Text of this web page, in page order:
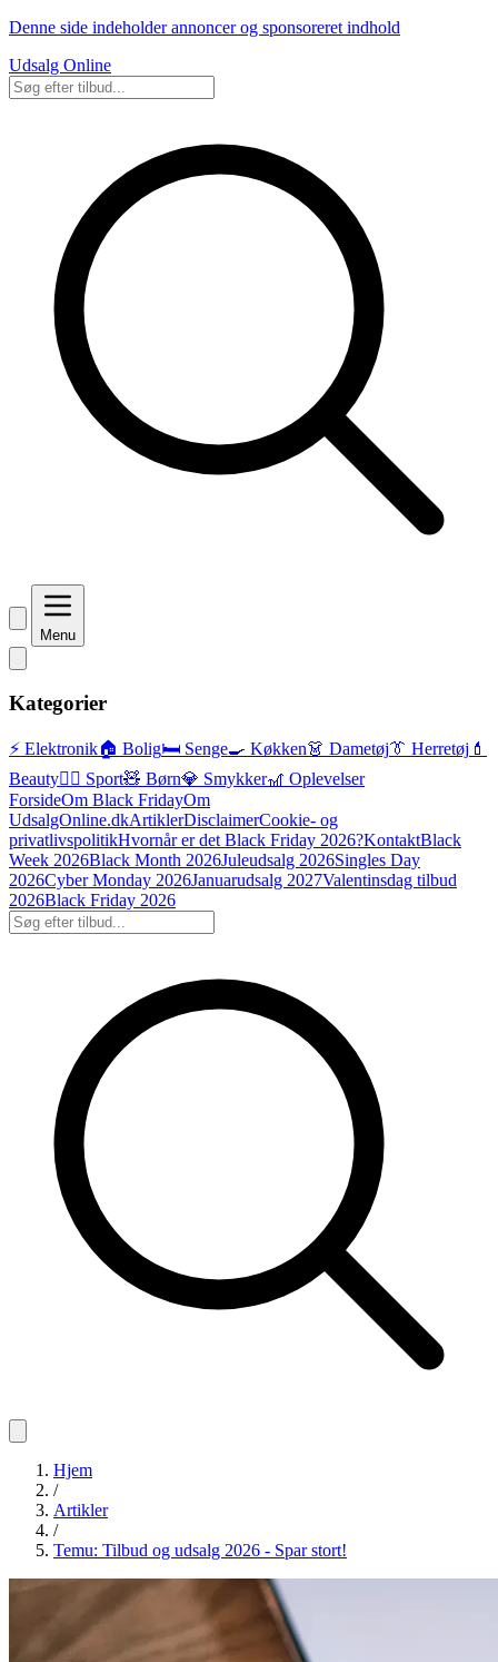
Denne side indeholder annoncer og sponsoreret indhold
Udsalg Online
Menu
Kategorier
⚡ Elektronik🏠 Bolig🛏️ Senge🍳 Køkken👗 Dametøj👔 Herretøj 💄
Beauty🏃‍♂️ Sport🧸 Børn💎 Smykker🎢 Oplevelser
ForsideOm Black FridayOm
UdsalgOnline.dkArtiklerDisclaimerCookie- og
privatlivspolitikHvornår er det Black Friday 2026?KontaktBlack
Week 2026Black Month 2026Juleudsalg 2026Singles Day
2026Cyber Monday 2026Januarudsalg 2027Valentinsdag tilbud
2026Black Friday 2026
Hjem
/
Artikler
/
Temu: Tilbud og udsalg 2026 - Spar stort!